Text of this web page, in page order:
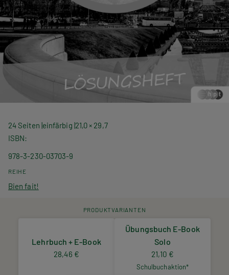
24 Seiten einfärbig 21,0 × 29,7
ISBN
978-3-230-03703-9
REIHE
Bien fait!
PRODUKTVARIANTEN
Lehrbuch + E-Book
28,46 €
Übungsbuch E-Book
Solo
21,10 €
Schulbuchaktion*